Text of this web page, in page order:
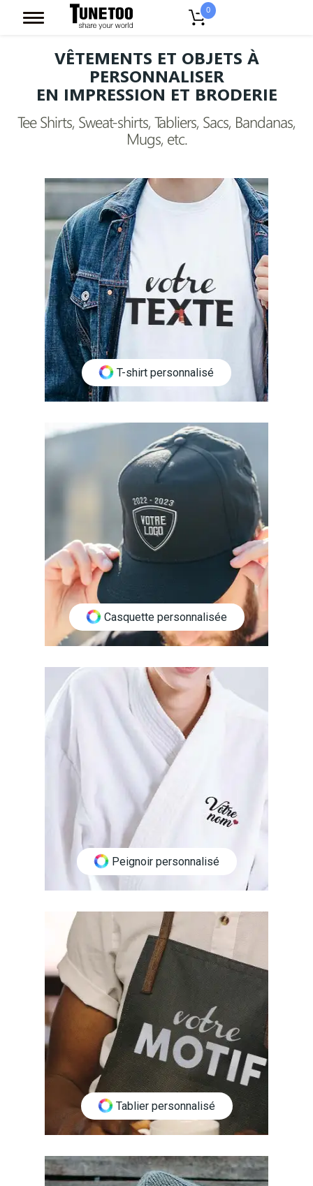
0
VÊTEMENTS ET OBJETS À
PERSONNALISER
EN IMPRESSION ET BRODERIE
Tee Shirts, Sweat-shirts, Tabliers, Sacs, Bandanas,
Mugs, etc.
T-shirt personnalisé
Casquette personnalisée
Peignoir personnalisé
Tablier personnalisé